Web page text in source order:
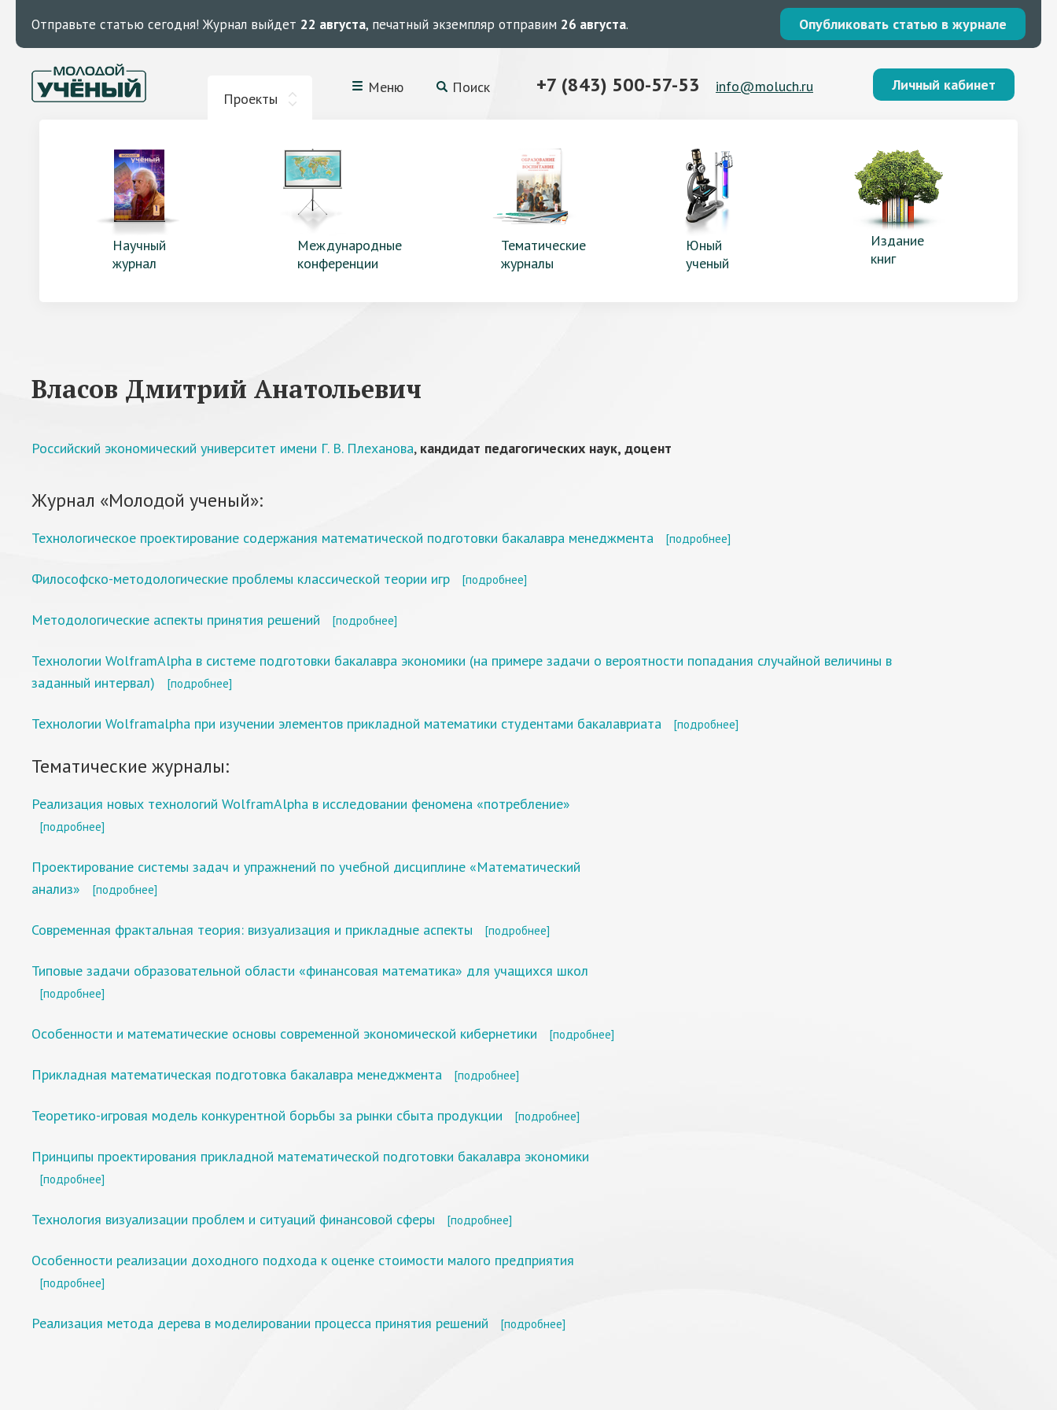
Отправьте статью сегодня! Журнал выйдет 22 августа, печатный экземпляр отправим 26 августа. Опубликовать статью в журнале
Проекты
Меню Поиск +7 (843) 500-57-53 info@moluch.ru Личный кабинет
Научный
журнал
Международные
конференции
Тематические
журналы
Юный
ученый
Издание
книг
Власов Дмитрий Анатольевич
Российский экономический университет имени Г. В. Плеханова, кандидат педагогических наук, доцент
Журнал «Молодой ученый»:
Технологическое проектирование содержания математической подготовки бакалавра менеджмента [подробнее]
Философско-методологические проблемы классической теории игр [подробнее]
Методологические аспекты принятия решений [подробнее]
Технологии WolframAlpha в системе подготовки бакалавра экономики (на примере задачи о вероятности попадания случайной величины в
заданный интервал)
[подробнее]
Технологии Wolframalpha при изучении элементов прикладной математики студентами бакалавриата [подробнее]
Тематические журналы:
Реализация новых технологий WolframAlpha в исследовании феномена «потребление»
[подробнее]
Проектирование системы задач и упражнений по учебной дисциплине «Математический
анализ»
[подробнее]
Современная фрактальная теория: визуализация и прикладные аспекты [подробнее]
Типовые задачи образовательной области «финансовая математика» для учащихся школ
[подробнее]
Особенности и математические основы современной экономической кибернетики [подробнее]
Прикладная математическая подготовка бакалавра менеджмента [подробнее]
Теоретико-игровая модель конкурентной борьбы за рынки сбыта продукции [подробнее]
Принципы проектирования прикладной математической подготовки бакалавра экономики
[подробнее]
Технология визуализации проблем и ситуаций финансовой сферы [подробнее]
Особенности реализации доходного подхода к оценке стоимости малого предприятия
[подробнее]
Реализация метода дерева в моделировании процесса принятия решений [подробнее]